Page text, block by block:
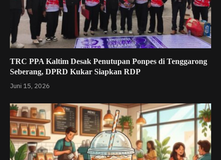
TRC PPA Kaltim Desak Penutupan Ponpes di Tenggarong
Seberang, DPRD Kukar Siapkan RDP
Juni 15, 2026